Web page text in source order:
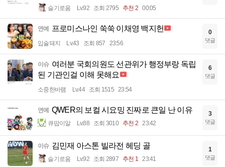
슬기로움 Lv.92 조회 2795 추천 2 00:05
연예 프로미스나인 쑥쑥 이채영 백지헌
입술돼지 Lv.43 조회 857 23:56
0
댓글
이슈 여러분 국회의원도 선관위가 행정부랑 독립
된 기관인걸 이해 못해요
소중한바램 Lv.44 조회 1515 23:54
6
댓글
연예 QWER의 보컬 시요밍 진짜로 큰일 난 이유
큐땁이알 Lv.88 조회 3010 추천 2 23:42
3
댓글
이슈 김민재 아스톤 빌라전 헤딩 골
슬기로움 Lv.92 조회 2897 추천 1 23:41
1
댓글